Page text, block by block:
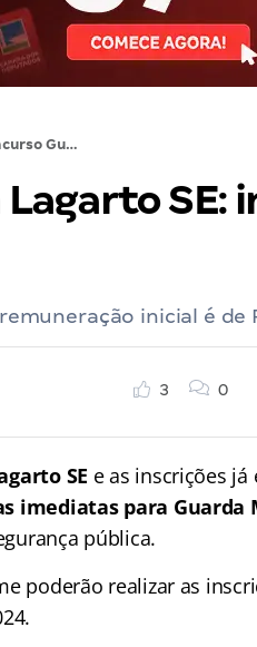
Concurso Guarda Lagarto SE: inscrição ABERTA. Confira!
SE:
inicial é de
3 0
SE e as inscrições já
imediatas para Guarda
pública.
poderão realizar as